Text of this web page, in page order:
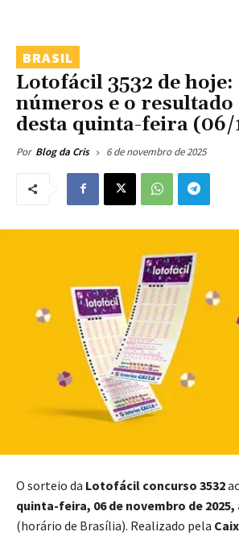
BRASIL
Lotofácil 3532 de
números e o
desta quinta-feira (06/
Por Blog da Cris 6 de novembro de 2025
O sorteio da Lotofácil concurso 3532
quinta-feira, 06 de novembro de 2025,
(horário de Brasília). Realizado pela